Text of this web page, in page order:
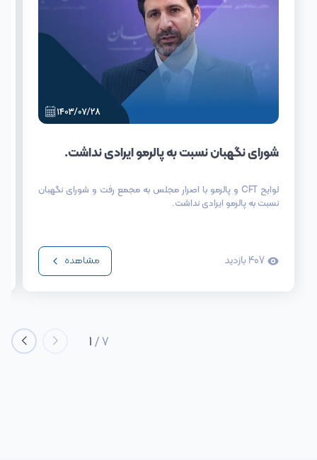
شورای نگهبان نسبت به پالرمو ایرادی نداشت.
لوایح CFT و پالرمو با اصرار مجلس به مجمع رفت و شورای نگهبان
نسبت به پالرمو ایرادی نداشت.
407 بازدید مشاهده
1/7